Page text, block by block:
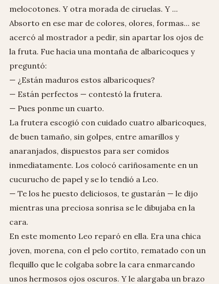
melocotones. Y otra morada de ciruelas. Y ...
Absorto en ese mar de colores, olores, formas... se
acercó al mostrador a pedir, sin apartar los ojos de
la fruta. Fue hacia una montaña de albaricoques y
preguntó:
— ¿Están maduros estos albaricoques?
— Están perfectos — contestó la frutera.
— Pues ponme un cuarto.
La frutera escogió con cuidado cuatro albaricoques,
de buen tamaño, sin golpes, entre amarillos y
anaranjados, dispuestos para ser comidos
inmediatamente. Los colocó cariñosamente en un
cucurucho de papel y se lo tendió a Leo.
— Te los he puesto deliciosos, te gustarán — le dijo
mientras una preciosa sonrisa se le dibujaba en la
cara.
En este momento Leo reparó en ella. Era una chica
joven, morena, con el pelo cortito, rematado con un
flequillo que le colgaba sobre la cara enmarcando
unos hermosos ojos oscuros. Y le alargaba un brazo